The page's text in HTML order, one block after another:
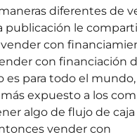
diferentes de
publicación le
con
con financiación
es para todo el mundo,
expuesto a los
algo de flujo de
vender con